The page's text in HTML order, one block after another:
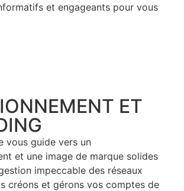
et engageants pour vous
ET
vous guide vers un
et une image de marque solides
impeccable des réseaux
créons et gérons vos comptes de